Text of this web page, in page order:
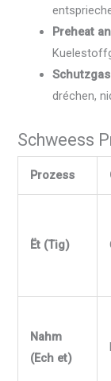
Preheat
dréchen,
Schweess
Prozess
Ët (Tig)
Nahm
(Ech et)